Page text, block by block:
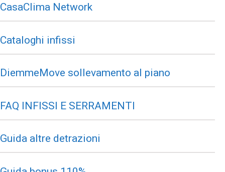
CasaClima Network
Cataloghi infissi
DiemmeMove sollevamento al piano
FAQ INFISSI E SERRAMENTI
Guida altre detrazioni